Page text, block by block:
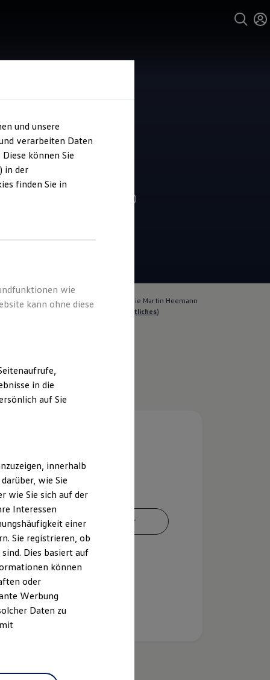
Martin
für die Inhalte auf dieser Seite ist die Martin Heemann
Impressum & Rechtliches)
Ansprechpartner
und unsere
verarbeiten Daten
können Sie
in der
finden Sie in
wie
kann ohne diese
in die
auf Sie
innerhalb
wie Sie
wie Sie sich auf der
Interessen
einer
Sie registrieren, ob
Dies basiert auf
können
oder
Werbung
Daten zu